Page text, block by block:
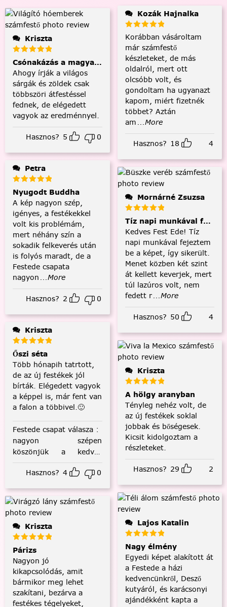
Kriszta
Csónakázás a magyar tengeren
Ahogy írják a világos
sárgák és zöldek csak
többszöri átfestéssel
fednek, de elégedett
vagyok az eredménnyel.
Hasznos? 5 0
Petra
Nyugodt Buddha
A kép nagyon szép,
igényes, a festékekkel
volt kis problémám,
mert néhány szín a
sokadik felkeverés után
is folyós maradt, de a
Festede csapata
nagyon ...More
Hasznos? 2 0
Kriszta
Őszi séta
Több hónapih tatrtott,
de az új festékek jól
bírták. Elégedett vagyok
a képpel is, már fent van
a falon a többivel.🙂
Festede csapat válasza :
nagyon szépen
köszönjük a kedves
visszajelzést! :)
Hasznos? 4 0
Kriszta
Párizs
Nagyon jó
kikapcsolódás, amit
bármikor meg lehet
szakítani, bezárva a
festékes tégelyeket,
Kozák Hajnalka
Korábban vásároltam
már számfestő
készleteket, de más
oldalról, mert ott
olcsóbb volt, és
gondoltam ha ugyanazt
kapom, miért fizetnék
többet? Aztán
am ...More
Hasznos? 18 4
Mornárné Zsuzsa
Tíz napi munkával
Kedves Fest Ede! Tíz
napi munkával fejeztem
be a képet, így sikerült.
Menet közben két szint
át kellett keverjek, mert
túl lazúros volt, nem
fedett r...More
Hasznos? 50 4
Kriszta
A hölgy aranyban
Tényleg nehéz volt, de
az új festékek soklal
jobbak és bőségesek.
Kicsit kidolgoztam a
részleteket.
Hasznos? 29 2
Lajos Katalin
Nagy élmény
Egyedi képet alakított át
a Festede a házi
kedvencünkről, Desző
kutyáról, és karácsonyi
ajándékként kapta a